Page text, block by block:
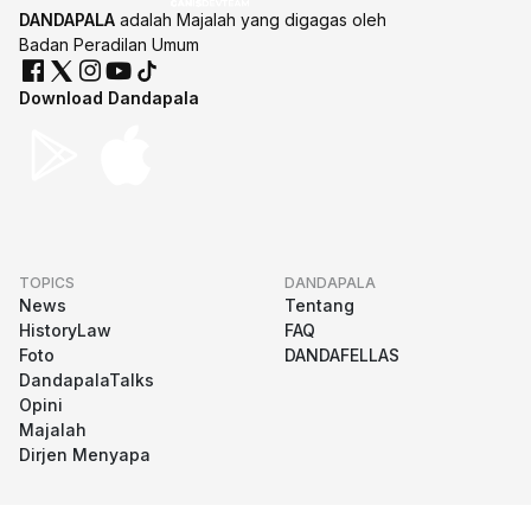
DANDAPALA adalah Majalah yang digagas oleh
Badan Peradilan Umum
Download Dandapala
TOPICS
News
HistoryLaw
Foto
DandapalaTalks
Opini
Majalah
Dirjen Menyapa
DANDAPALA
Tentang
FAQ
DANDAFELLAS